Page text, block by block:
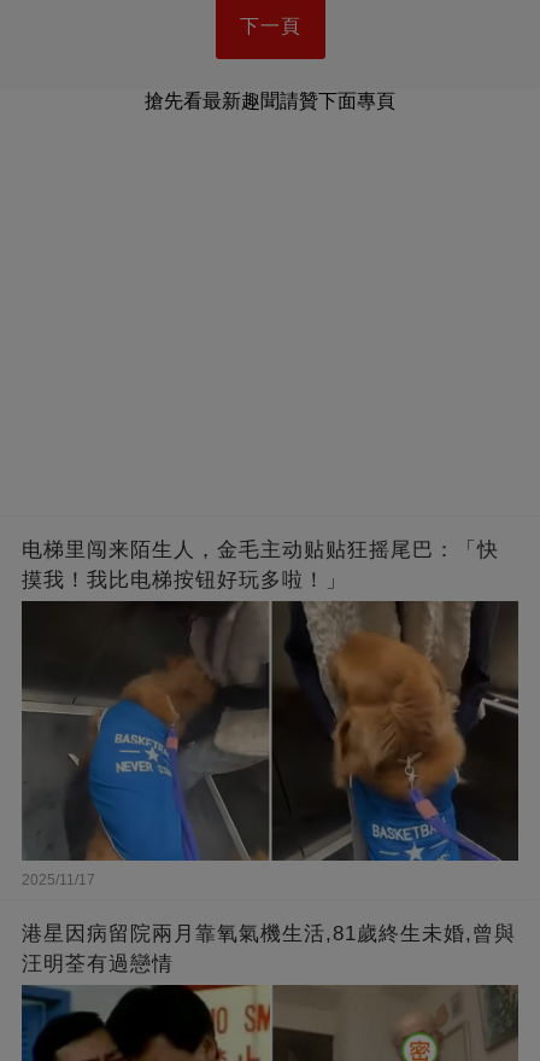
下一頁
搶先看最新趣聞請贊下面專頁
电梯里闯来陌生人，金毛主动贴贴狂摇尾巴：「快
摸我！我比电梯按钮好玩多啦！」
2025/11/17
港星因病留院兩月靠氧氣機生活,81歲終生未婚,曾與
汪明荃有過戀情